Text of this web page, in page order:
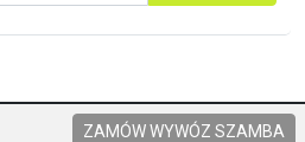
ZAMÓW WYWÓZ SZAMBA